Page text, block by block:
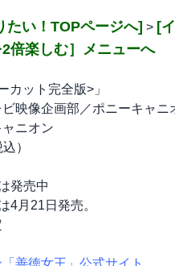
たい！TOPページへ] > [
2倍楽しむ］メニューへ
ット完全版>」
ビ映像企画部／ポニーキャニ
ャニオン
）
発売中
月21日発売。
善徳女王」公式サイト